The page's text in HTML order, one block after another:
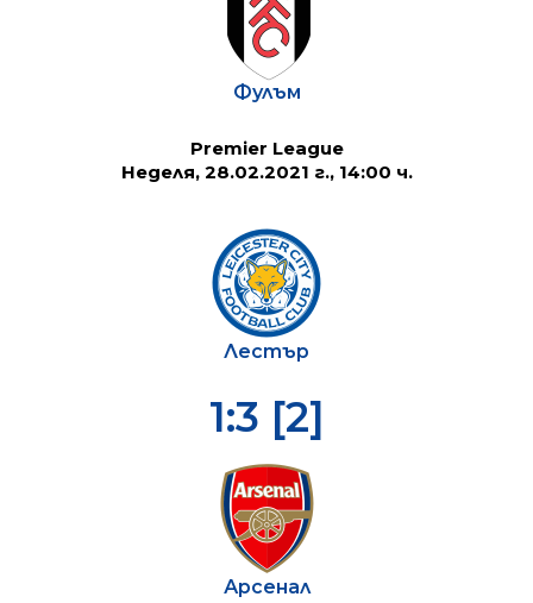
Фулъм
Premier League
Неделя, 28.02.2021 г., 14:00 ч.
Лестър
1:3 [2]
Арсенал